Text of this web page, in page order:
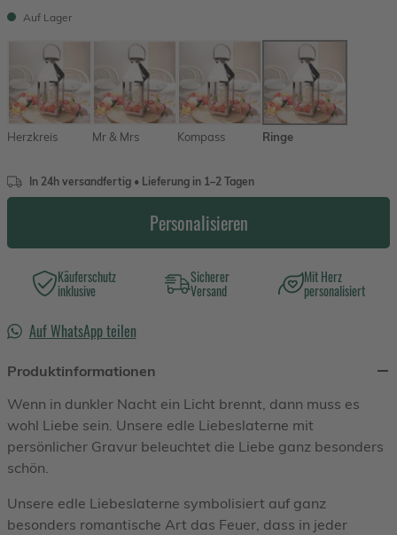
Auf Lager
Herzkreis Mr & Mrs Kompass Ringe
In 24h versandfertig • Lieferung in 1–2 Tagen
Personalisieren
Käuferschutz
inklusive
Sicherer
Versand
Mit Herz
personalisiert
Auf WhatsApp teilen
Produktinformationen
Wenn in dunkler Nacht ein Licht brennt, dann muss es
wohl Liebe sein. Unsere edle Liebeslaterne mit
persönlicher Gravur beleuchtet die Liebe ganz besonders
schön.
Unsere edle Liebeslaterne symbolisiert auf ganz
besonders romantische Art das Feuer, dass in jeder